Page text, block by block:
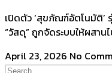
เปิดตัว ‘สุขภัณฑ์อัตโนมัติ’
“วัสดุ” ถูกจัดระบบให้ผสาน
April 23, 2026 No